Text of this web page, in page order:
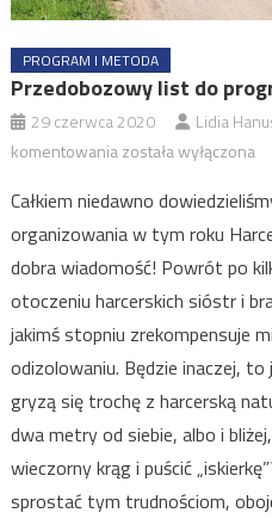
PROGRAM I METODA
Przedobozowy list do
29 czerwca 2020 Lidia
komentowaniaPrzedobozowy
do
programowców
została wyłączona
Całkiem niedawno
organizowania w tym roku
dobra wiadomość! Powrót po
otoczeniu harcerskich sióstr i
jakimś stopniu zrekompensuje
odizolowaniu. Będzie inaczej,
gryzą się trochę z harcerską
dwa metry od siebie, albo i
wieczorny krąg i puścić
sprostać tym trudnościom,